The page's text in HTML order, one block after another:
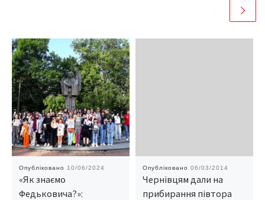
Опубліковано 10/06/2024
«Як знаємо
Федьковича?»:
Опубліковано 06/03/2014
Чернівцям дали на
прибирання півтора